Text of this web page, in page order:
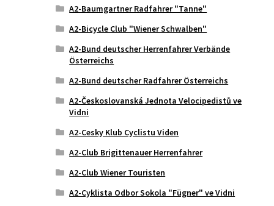
A2-Baumgartner Radfahrer "Tanne"
A2-Bicycle Club "Wiener Schwalben"
A2-Bund deutscher Herrenfahrer Verbände
Österreichs
A2-Bund deutscher Radfahrer Österreichs
A2-Českoslovanská Jednota Velocipedistů ve
Vidni
A2-Cesky Klub Cyclistu Viden
A2-Club Brigittenauer Herrenfahrer
A2-Club Wiener Touristen
A2-Cyklista Odbor Sokola "Fügner" ve Vidni